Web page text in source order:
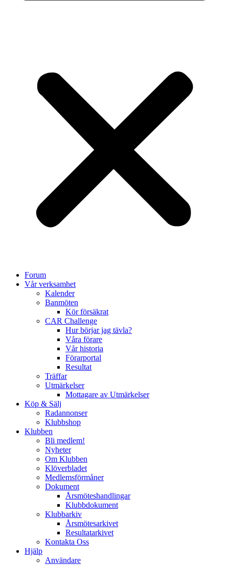
Forum
Vår verksamhet
Kalender
Banmöten
Kör försäkrat
CAR Challenge
Hur börjar jag tävla?
Våra förare
Vår historia
Förarportal
Resultat
Träffar
Utmärkelser
Mottagare av Utmärkelser
Köp & Sälj
Radannonser
Klubbshop
Klubben
Bli medlem!
Nyheter
Om Klubben
Klöverbladet
Medlemsförmåner
Dokument
Årsmöteshandlingar
Klubbdokument
Klubbarkiv
Årsmötesarkivet
Resultatarkivet
Kontakta Oss
Hjälp
Användare